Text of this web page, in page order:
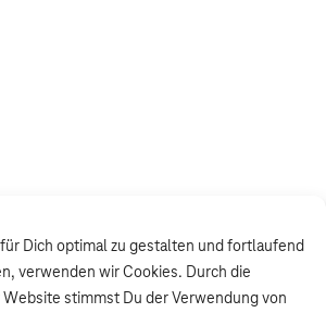
Dich optimal zu gestalten und fortlaufend
verwenden wir Cookies. Durch die
stimmst Du der Verwendung von